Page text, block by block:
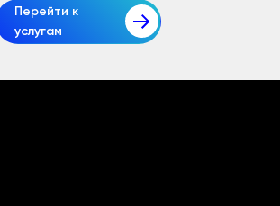
Перейти к
услугам